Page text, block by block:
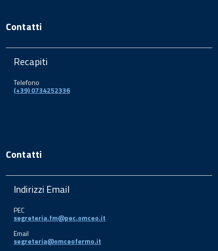
Contatti
Recapiti
Telefono
(+39) 0734252336
Contatti
Indirizzi Email
PEC
segreteria.fm@pec.omceo.it
Email
segreteria@omceofermo.it